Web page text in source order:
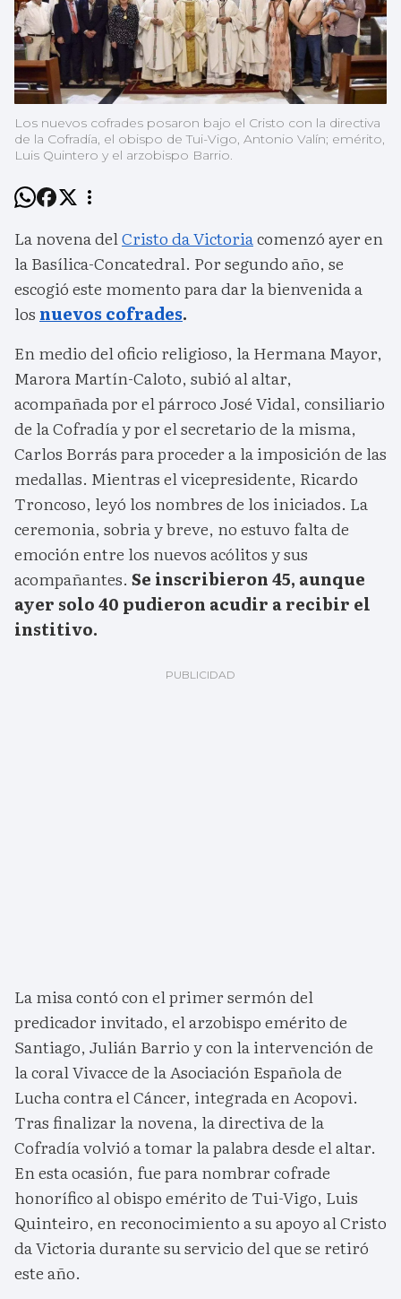
Los nuevos cofrades posaron bajo el Cristo con la directiva
de la Cofradía, el obispo de Tui-Vigo, Antonio Valín; emérito,
Luis Quintero y el arzobispo Barrio.
La novena delCristo da Victoriacomenzó ayer en
la Basílica-Concatedral. Por segundo año, se
escogió este momento para dar la bienvenida a
los nuevos cofrades.
En medio del oficio religioso, la Hermana Mayor,
Marora Martín-Caloto, subió al altar,
acompañada por el párroco José Vidal, consiliario
de la Cofradía y por el secretario de la misma,
Carlos Borrás para proceder a la imposición de las
medallas. Mientras el vicepresidente, Ricardo
Troncoso, leyó los nombres de los iniciados. La
ceremonia, sobria y breve, no estuvo falta de
emoción entre los nuevos acólitos y sus
acompañantes. Se inscribieron 45, aunque
ayer solo 40 pudieron acudir a recibir el
institivo.
La misa contó con el primer sermón del
predicador invitado, el arzobispo emérito de
Santiago, Julián Barrio y con la intervención de
la coral Vivacce de la Asociación Española de
Lucha contra el Cáncer, integrada en Acopovi.
Tras finalizar la novena, la directiva de la
Cofradía volvió a tomar la palabra desde el altar.
En esta ocasión, fue para nombrar cofrade
honorífico al obispo emérito de Tui-Vigo, Luis
Quinteiro, en reconocimiento a su apoyo al Cristo
da Victoria durante su servicio del que se retiró
este año.